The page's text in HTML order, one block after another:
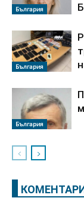
България
България
България